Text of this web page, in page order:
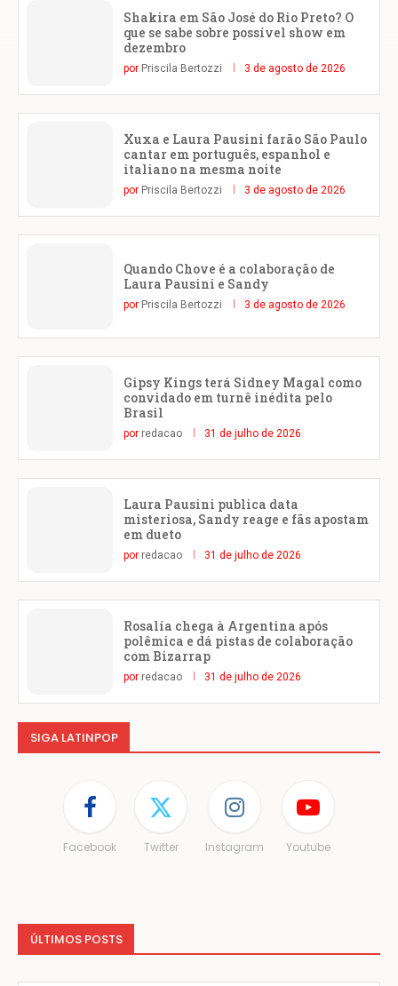
Shakira em São José do Rio Preto? O
que se sabe sobre possível show em
dezembro
por Priscila Bertozzi 3 de agosto de 2026
Xuxa e Laura Pausini farão São Paulo
cantar em português, espanhol e
italiano na mesma noite
por Priscila Bertozzi 3 de agosto de 2026
Quando Chove é a colaboração de
Laura Pausini e Sandy
por Priscila Bertozzi 3 de agosto de 2026
Gipsy Kings terá Sidney Magal como
convidado em turnê inédita pelo
Brasil
por redacao 31 de julho de 2026
Laura Pausini publica data
misteriosa, Sandy reage e fãs apostam
em dueto
por redacao 31 de julho de 2026
Rosalía chega à Argentina após
polêmica e dá pistas de colaboração
com Bizarrap
por redacao 31 de julho de 2026
SIGA LATINPOP
Facebook Twitter Instagram Youtube
ÚLTIMOS POSTS